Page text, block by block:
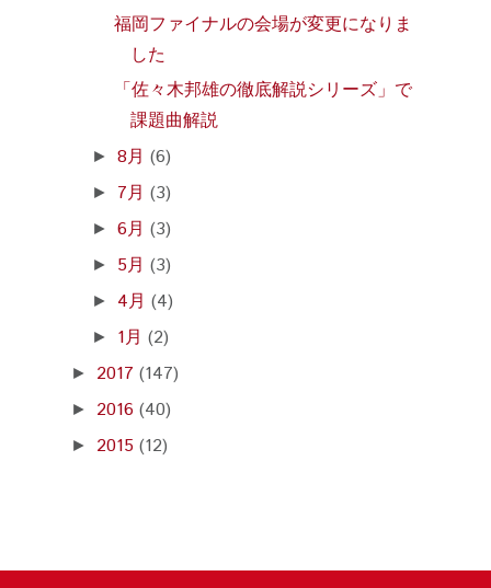
福岡ファイナルの会場が変更になりま
した
「佐々木邦雄の徹底解説シリーズ」で
課題曲解説
►8月(6)
► 7月(3)
►6月(3)
► 5月(3)
► 4月(4)
► 1月(2)
► 2017 (147)
► 2016 (40)
► 2015 (12)